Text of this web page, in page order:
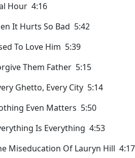
Hour 4:16
It Hurts So Bad 5:42
To Love Him 5:39
Them Father 5:15
Ghetto, Every City 5:14
Even Matters 5:50
Is Everything 4:53
Miseducation Of Lauryn Hill 4:17